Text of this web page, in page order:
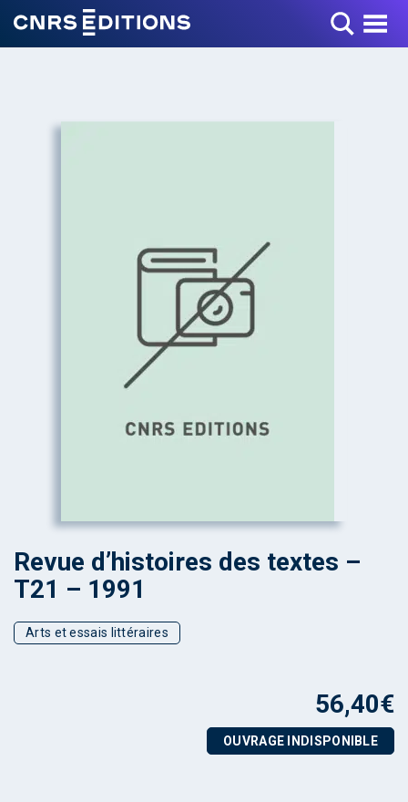
Toggle Menu
Revue d’histoires des textes –
T21 – 1991
Arts et essais littéraires
56,40€
OUVRAGE INDISPONIBLE